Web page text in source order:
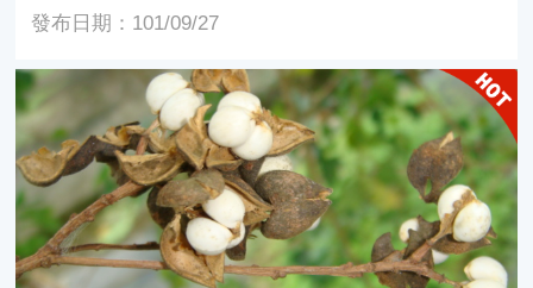
發布日期：101/09/27
烏桕 Sapium sebiferum大戟科